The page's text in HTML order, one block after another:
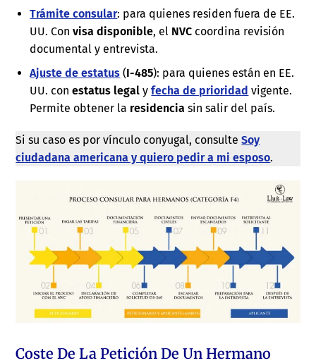
Trámite consular: para quienes residen fuera de EE.
UU. Convisa disponible, el NVC coordina revisión
documental y entrevista.
Ajuste de estatus (I-485): para quienes están en EE.
UU. conestatus legal yfecha de prioridad vigente.
Permite obtener la residencia sin salir del país.
Si su caso es por vínculo conyugal, consulteSoy
ciudadana americana y quiero pedir a mi esposo.
Coste De La Petición De Un Hermano